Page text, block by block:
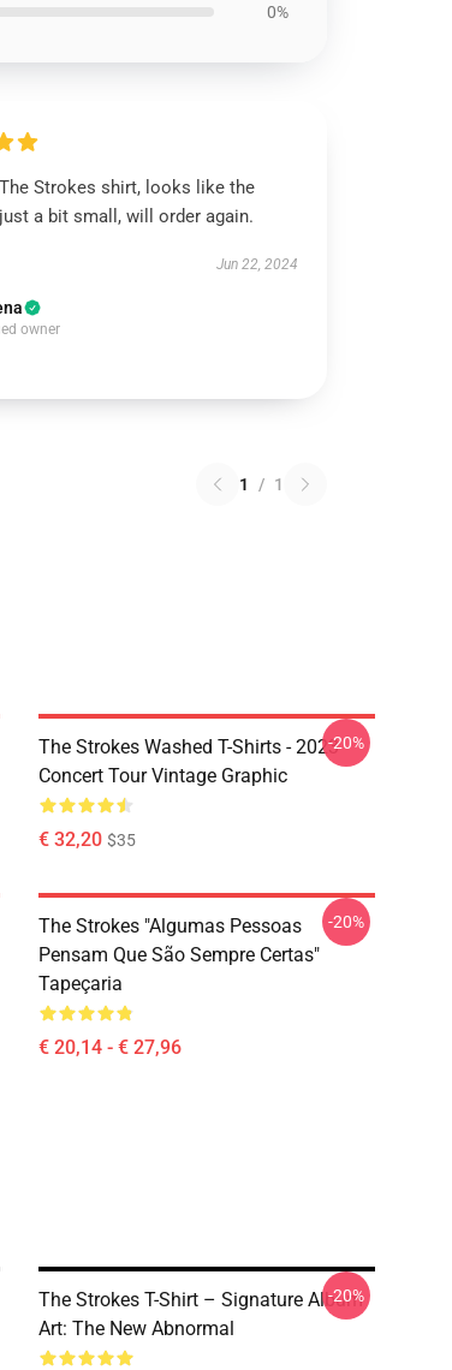
0%
Strokes shirt, looks like the
a bit small, will order again.
Jun 22, 2024
owner
1 / 1
The Strokes Washed T-Shirts - 2023
Concert Tour Vintage Graphic
€ 32,20 $35
-20%
The Strokes "Algumas Pessoas
Pensam Que São Sempre Certas"
Tapeçaria
€ 20,14 - € 27,96
-20%
The Strokes T-Shirt – Signature Album
Art: The New Abnormal
-20%